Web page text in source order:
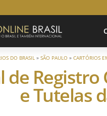
DO BRASIL » SÃO PAULO» CARTÓRIOS
de
e Tutelas